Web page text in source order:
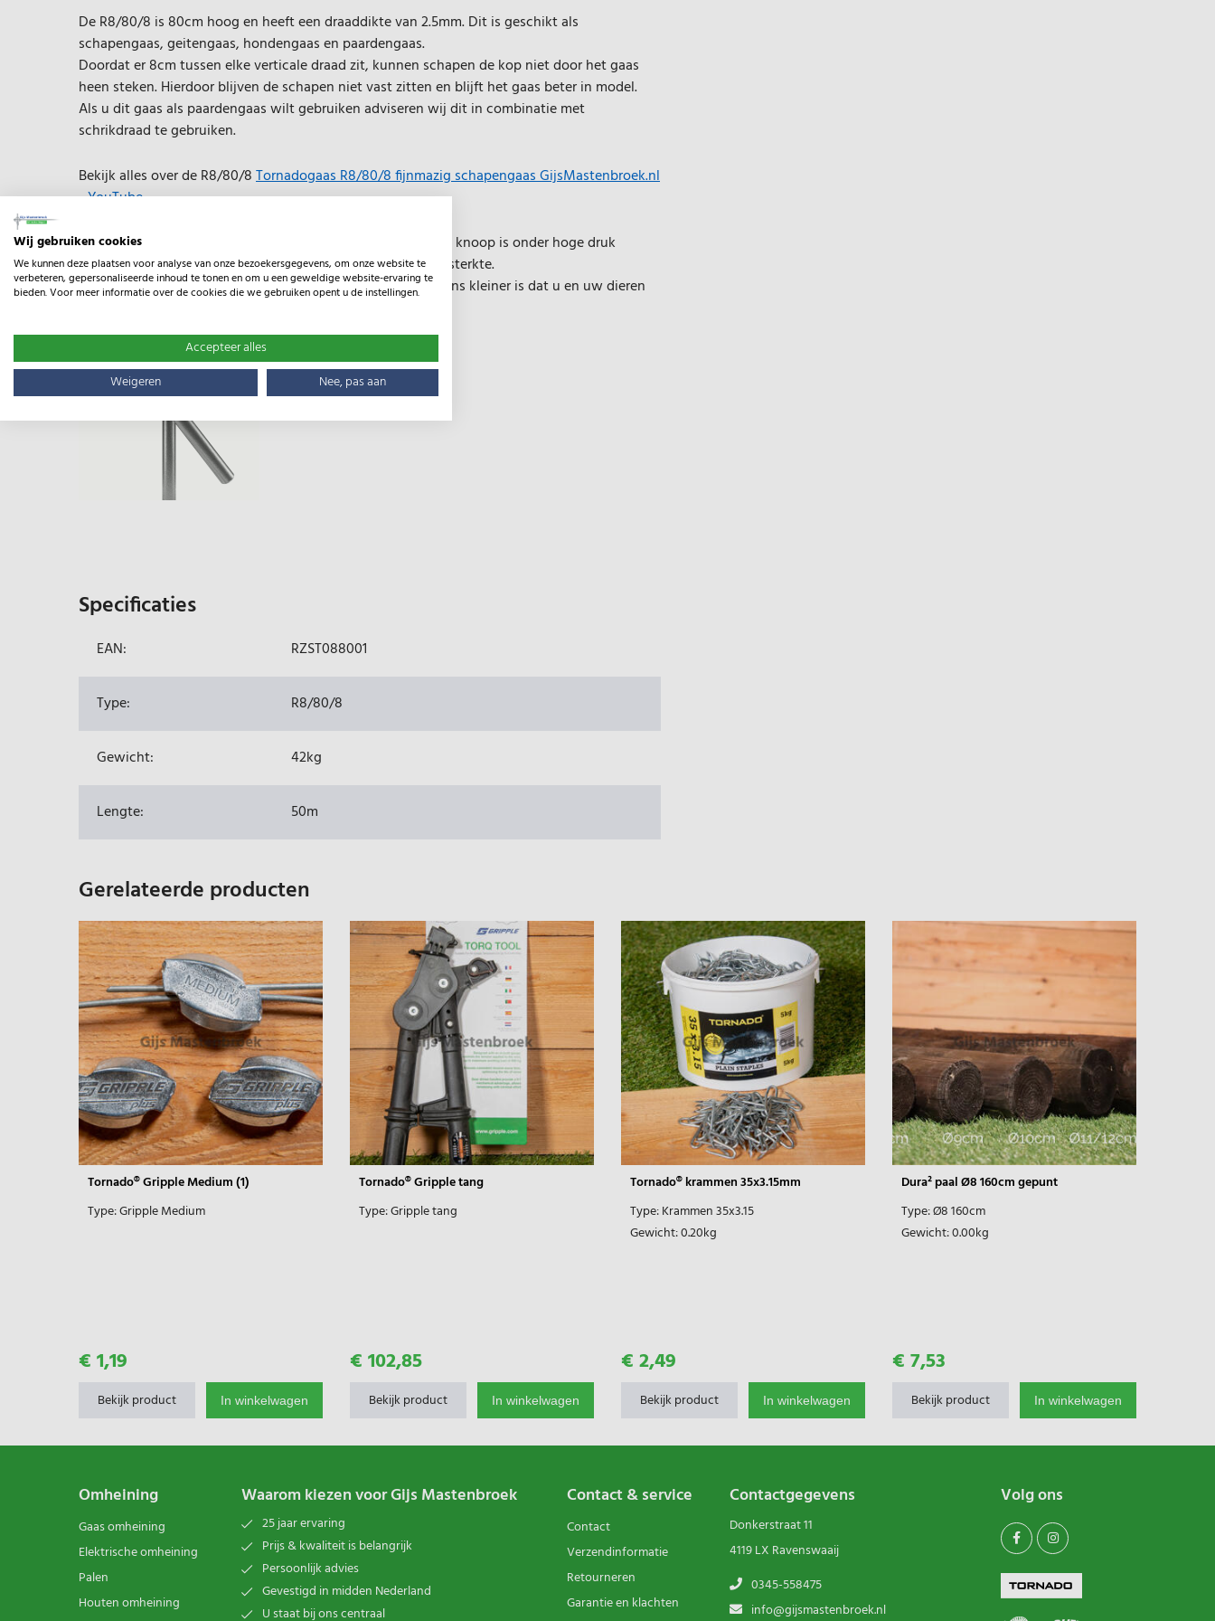
De R8/80/8 is 80cm hoog en heeft een draaddikte van 2.5mm. Dit is geschikt als
schapengaas, geitengaas, hondengaas en paardengaas.
Doordat er 8cm tussen elke verticale draad zit, kunnen schapen de kop niet door het gaas
heen steken. Hierdoor blijven de schapen niet vast zitten en blijft het gaas beter in model.
Als u dit gaas als paardengaas wilt gebruiken adviseren wij dit in combinatie met
schrikdraad te gebruiken.
Bekijk alles over de R8/80/8Tornadogaas R8/80/8 fijnmazig schapengaas GijsMastenbroek.nl
- YouTube
Het gaas is geknoopt door middel van de Torus knoop, deze knoop is onder hoge druk
gebonden en bestaat uit één verticale draad voor optimale sterkte.
De Torus knoop heeft geen scherpe randen, waardoor de kans kleiner is dat u en uw dieren
Specificaties
EAN: RZST088001
Type: R8/80/8
Gewicht: 42kg
Lengte: 50m
Gerelateerde producten
Tornado® Gripple Medium (1)
Type:Gripple Medium
€ 1,19
Bekijk product In winkelwagen
Tornado® Gripple tang
Type:Gripple tang
€ 102,85
Bekijk product In winkelwagen
Tornado® krammen 35x3.15mm
Type:Krammen 35x3.15
Gewicht:0.20kg
€ 2,49
Bekijk product In winkelwagen
Dura² paal Ø8 160cm gepunt
Type:Ø8 160cm
Gewicht:0.00kg
€ 7,53
Bekijk product In winkelwagen
Omheining
Gaas omheining
Elektrische omheining
Palen
Houten omheining
Waarom kiezen voor Gijs Mastenbroek
25 jaar ervaring
Prijs & kwaliteit is belangrijk
Persoonlijk advies
Gevestigd in midden Nederland
U staat bij ons centraal
Contact & service
Contact
Verzendinformatie
Retourneren
Garantie en klachten
Contactgegevens
Donkerstraat 11
4119 LX Ravenswaaij
0345-558475
info@gijsmastenbroek.nl
Volg ons
Wij gebruiken cookies
We kunnen deze plaatsen voor analyse van onze bezoekersgegevens, om onze website te
verbeteren, gepersonaliseerde inhoud te tonen en om u een geweldige website-ervaring te
bieden. Voor meer informatie over de cookies die we gebruiken opent u de instellingen.
Accepteer alles
Weigeren
Nee, pas aan